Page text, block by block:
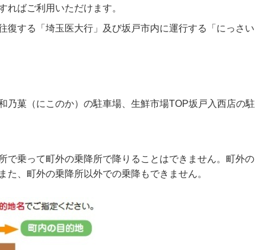
ばご利用いただけます。
する「埼玉医大行」及び坂戸市内に運行する「にっさい
乃菓（にこのか）の駐車場、生鮮市場TOP坂戸入西店の駐
で乗って町外の乗降所で降りることはできません。町外の
、町外の乗降所以外での乗降もできません。